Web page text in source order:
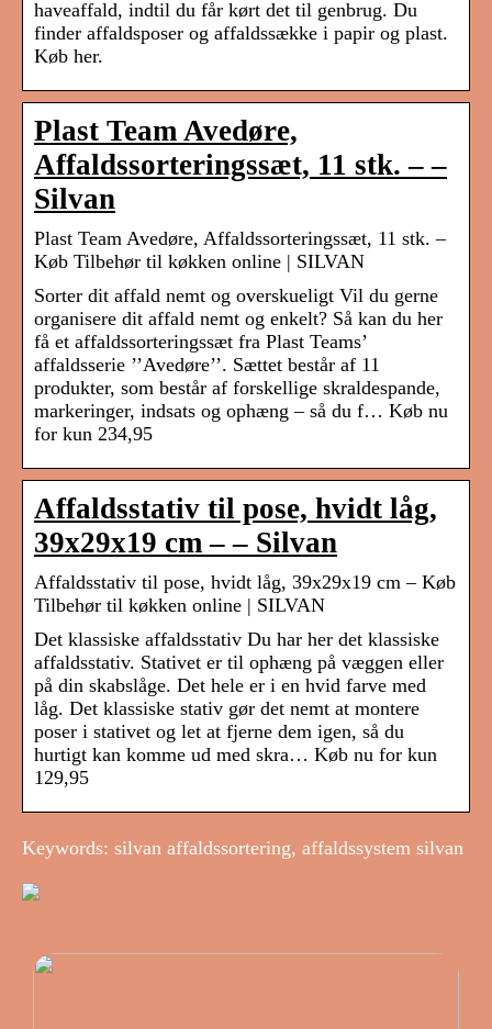
haveaffald, indtil du får kørt det til genbrug. Du
finder affaldsposer og affaldssække i papir og plast.
Køb her.
Plast Team Avedøre,
Affaldssorteringssæt, 11 stk. – –
Silvan
Plast Team Avedøre, Affaldssorteringssæt, 11 stk. –
Køb Tilbehør til køkken online | SILVAN
Sorter dit affald nemt og overskueligt Vil du gerne
organisere dit affald nemt og enkelt? Så kan du her
få et affaldssorteringssæt fra Plast Teams’
affaldsserie ’’Avedøre’’. Sættet består af 11
produkter, som består af forskellige skraldespande,
markeringer, indsats og ophæng – så du f… Køb nu
for kun 234,95
Affaldsstativ til pose, hvidt låg,
39x29x19 cm – – Silvan
Affaldsstativ til pose, hvidt låg, 39x29x19 cm – Køb
Tilbehør til køkken online | SILVAN
Det klassiske affaldsstativ Du har her det klassiske
affaldsstativ. Stativet er til ophæng på væggen eller
på din skabslåge. Det hele er i en hvid farve med
låg. Det klassiske stativ gør det nemt at montere
poser i stativet og let at fjerne dem igen, så du
hurtigt kan komme ud med skra… Køb nu for kun
129,95
Keywords: silvan affaldssortering, affaldssystem silvan